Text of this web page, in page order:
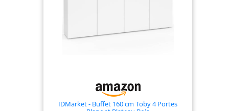
IDMarket - Buffet 160 cm Toby 4 Portes